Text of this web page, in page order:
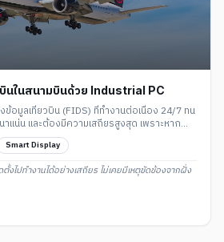
นในสนามบินด้วย Industrial PC
อมูลเที่ยวบิน (FIDS) ที่ทำงานต่อเนื่อง 24/7 ทน
น่น และต้องมีความเสถียรสูงสุด เพราะหาก
ดยสารจำนวนมาก
Smart Display
ไปทำงานได้อย่างเสถียร ไม่เคยมีเหตุขัดข้องจากฝั่ง